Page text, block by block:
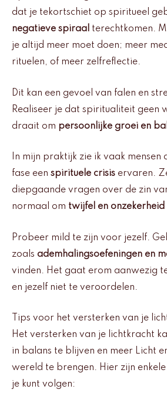
dat je tekortschiet op spiritueel
negatieve spiraal terechtkomen.
je altijd meer moet doen; meer
rituelen, of meer zelfreflectie.
Dit kan een gevoel van falen en
Realiseer je dat spiritualiteit geen
draait om persoonlijke groei en
In mijn praktijk zie ik vaak
fase een spirituele crisis ervaren.
diepgaande vragen over de zin
normaal om twijfel en onzekerheid
Probeer mild te zijn voor jezelf.
zoals ademhalingsoefeningen en
vinden. Het gaat erom aanwezig
en jezelf niet te veroordelen.
Tips voor het versterken van je
Het versterken van je lichtkracht
in balans te blijven en meer Licht
wereld te brengen. Hier zijn
je kunt volgen: